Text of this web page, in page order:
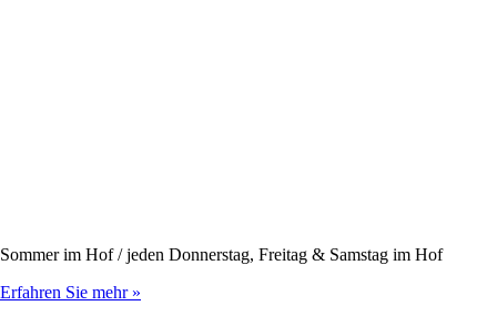
Sommer im Hof / jeden Donnerstag, Freitag & Samstag im Hof
Erfahren Sie mehr »